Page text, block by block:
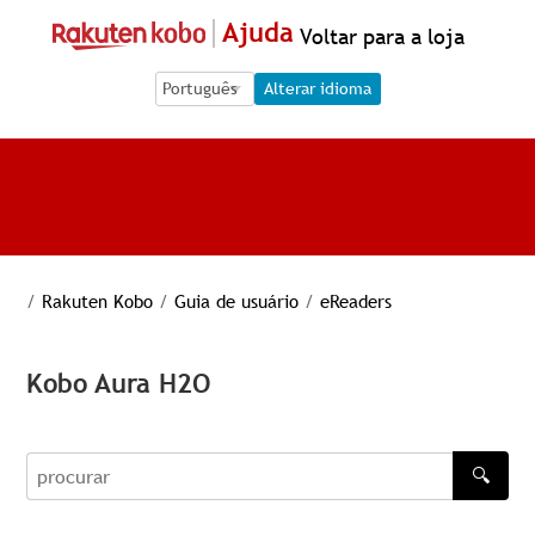
Ajuda Voltar para a loja
Language Selection
Language Selection
Alterar idioma
/ Rakuten Kobo / Guia de usuário / eReaders
Kobo Aura H2O
procurar
🔍